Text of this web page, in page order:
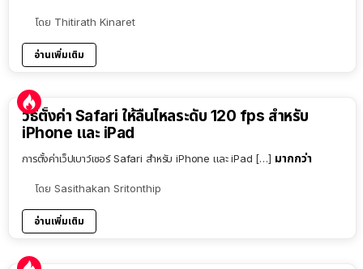
โดย Thitirath Kinaret
อ่านเพิ่มเติม
วิธีตั้งค่า Safari ให้ลื่นไหลระดับ 120 fps สำหรับ
iPhone และ iPad
การตั้งค่าเว็ปเบาว์เซอร์ Safari สำหรับ iPhone และ iPad […] มากกว่า
โดย Sasithakan Sritonthip
อ่านเพิ่มเติม